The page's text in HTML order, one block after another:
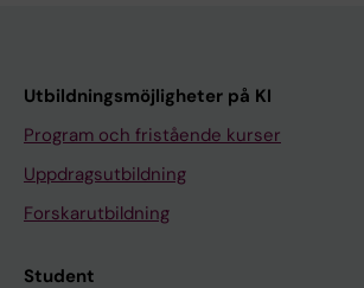
Utbildningsmöjligheter på KI
Program och fristående kurser
Uppdragsutbildning
Forskarutbildning
Student